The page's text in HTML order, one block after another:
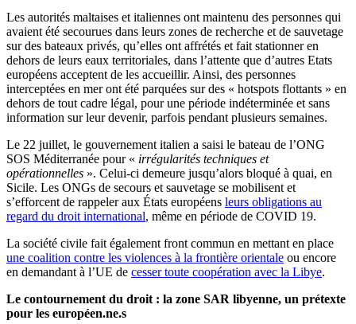
Les autorités maltaises et italiennes ont maintenu des personnes qui
avaient été secourues dans leurs zones de recherche et de sauvetage
sur des bateaux privés, qu’elles ont affrétés et fait stationner en
dehors de leurs eaux territoriales, dans l’attente que d’autres Etats
européens acceptent de les accueillir. Ainsi, des personnes
interceptées en mer ont été parquées sur des « hotspots flottants » en
dehors de tout cadre légal, pour une période indéterminée et sans
information sur leur devenir, parfois pendant plusieurs semaines.
Le 22 juillet, le gouvernement italien a saisi le bateau de l’ONG
SOS Méditerranée pour « irrégularités techniques et
opérationnelles ». Celui-ci demeure jusqu’alors bloqué à quai, en
Sicile. Les ONGs de secours et sauvetage se mobilisent et
s’efforcent de rappeler aux États européens leurs obligations au
regard du droit international, même en période de COVID 19.
La société civile fait également front commun en mettant en place
une coalition contre les violences à la frontière orientale ou encore
en demandant à l’UE de cesser toute coopération avec la Libye.
Le contournement du droit : la zone SAR libyenne, un prétexte
pour les européen.ne.s